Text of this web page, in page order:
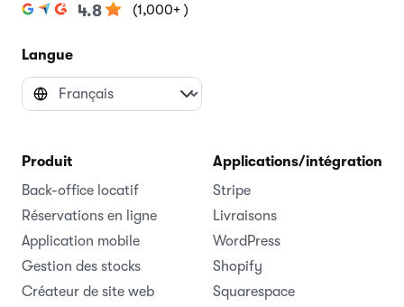
4.8 (1,000+ )
Langue
Produit
Back-office locatif
Réservations en ligne
Application mobile
Gestion des stocks
Créateur de site web
Applications/intégrations
Stripe
Livraisons
WordPress
Shopify
Squarespace